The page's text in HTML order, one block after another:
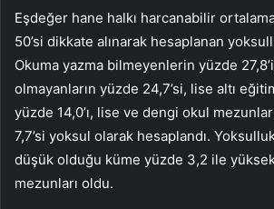
Eşdeğer hane halkı harcanabilir
50’si dikkate alınarak hesaplanan
Okuma yazma bilmeyenlerin yüzde
olmayanların yüzde 24,7’si, lise altı
yüzde 14,0’ı, lise ve dengi okul
7,7’si yoksul olarak hesaplandı.
düşük olduğu küme yüzde 3,2 ile
mezunları oldu.